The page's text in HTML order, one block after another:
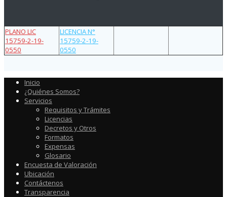
PLANO LIC
15759-2-19-
0550
LICENCIA N°
15759-2-19-
0550
Inicio
¿Quiénes Somos?
Servicios
Requisitos y Trámites
Licencias
Decretos y Otros
Formatos
Expensas
Glosario
Encuesta de Valoración
Ubicación
Contáctenos
Transparencia